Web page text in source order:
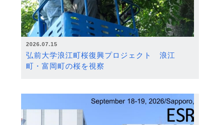
2026.07.15
弘前大学浪江町桜復興プロジェクト 浪江
町・富岡町の桜を視察